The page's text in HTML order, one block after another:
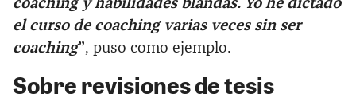
coaching y habilidades blandas. Yo he dictado
el curso de coaching varias veces sin ser
coaching”, puso como ejemplo.
Sobre revisiones de tesis